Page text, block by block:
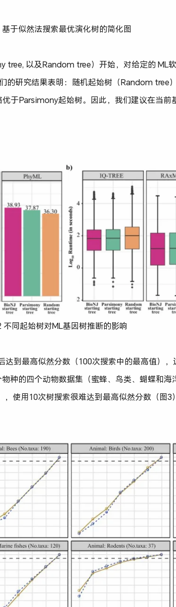
基于似然法搜索最优演化树的简化图
tree, 以及Random tree）开始，对给定的 ML
的研究结果表明：随机起始树（Random tree
于Parsimony起始树。因此，我们建议在当前
不同起始树对ML基因树推断的影响
到最高似然分数（100次搜索中的最高值）
种的四个动物数据集（蜜蜂、鸟类、蝴蝶和海
使用10次树搜索很难达到最高似然分数（图3